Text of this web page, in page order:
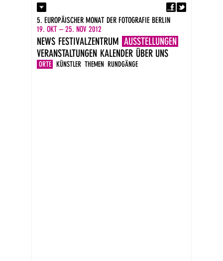
Kontakt
Presse
Impressum
DE
EN
5. EUROPÄISCHER MONAT DER FOTOGRAFIE BERLIN
19. OKT – 25. NOV 2012
NEWS FESTIVALZENTRUM AUSSTELLUNGEN
ORTE KÜNSTLER THEMEN RUNDGÄNGE
VERANSTALTUNGEN KALENDER ÜBER UNS